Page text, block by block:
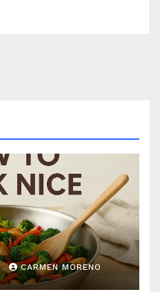
CARMEN MORENO